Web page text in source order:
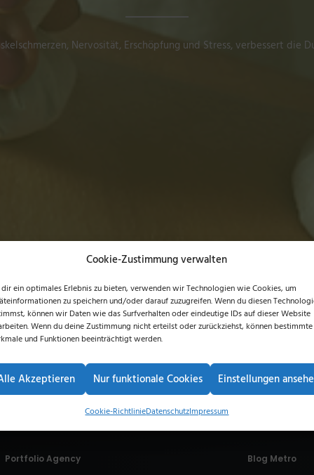
Cookie-Zustimmung verwalten
ein optimales Erlebnis zu bieten, verwenden wir Technologien wie Cookies, um
zu speichern und/oder darauf zuzugreifen. Wenn du diesen
können wir Daten wie das Surfverhalten oder eindeutige IDs auf dieser Website
Wenn du deine Zustimmung nicht erteilst oder zurückziehst, können bestimmte
und Funktionen beeinträchtigt werden.
Akzeptieren Nur funktionale Cookies Einstellungen
Cookie-RichtlinieDatenschutzImpressum
Nervosität, Erschöpfung und Stress, verbessert die
CREATIVE LATERAL OFFCANVAS ONEPAGE OVERLAY
Portfolio Agency Blog Metro